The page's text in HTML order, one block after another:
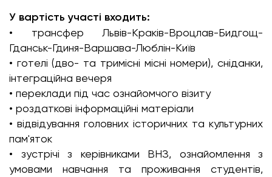
У вартість участі входить:
• трансфер Львів-Краків-Вроцлав-Бидгощ-
Гданськ-Гдиня-Варшава-Люблін-Київ
• готелі (дво- та тримісні місні номери), сніданки,
інтеграційна вечеря
• переклади під час ознайомчого візиту
• роздаткові інформаційні матеріали
• відвідування головних історичних та культурних
пам'яток
• зустрічі з керівниками ВНЗ, ознайомлення з
умовами навчання та проживання студентів,